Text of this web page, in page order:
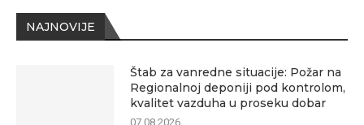
NAJNOVIJE
Štab za vanredne situacije: Požar na
Regionalnoj deponiji pod kontrolom,
kvalitet vazduha u proseku dobar
07.08.2026.